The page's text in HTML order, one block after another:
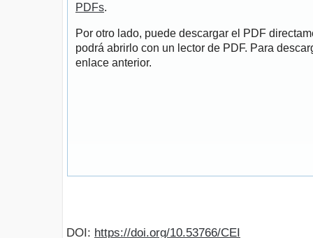
PDFs.
Por otro lado, puede descargar el PDF
podrá abrirlo con un lector de PDF. Para
enlace anterior.
DOI: https://doi.org/10.53766/CEI